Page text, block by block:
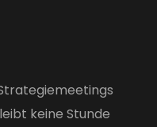
keine Stunde